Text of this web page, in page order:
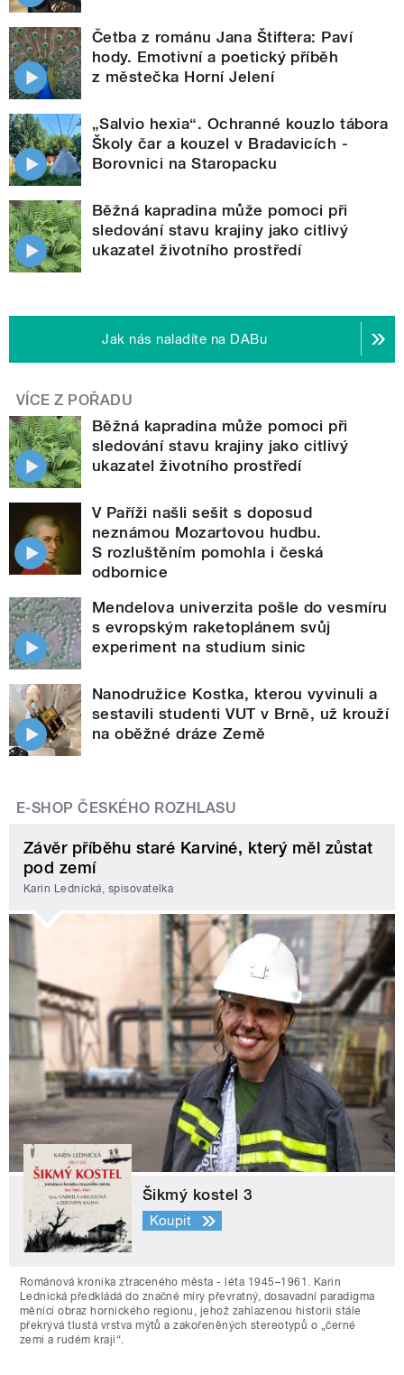
Četba z románu Jana Štiftera: Paví
hody. Emotivní a poetický příběh
z městečka Horní Jelení
„Salvio hexia“. Ochranné kouzlo tábora
Školy čar a kouzel v Bradavicích -
Borovnici na Staropacku
Běžná kapradina může pomoci při
sledování stavu krajiny jako citlivý
ukazatel životního prostředí
Jak nás naladíte na DABu
VÍCE Z POŘADU
Běžná kapradina může pomoci při
sledování stavu krajiny jako citlivý
ukazatel životního prostředí
V Paříži našli sešit s doposud
neznámou Mozartovou hudbu.
S rozluštěním pomohla i česká
odbornice
Mendelova univerzita pošle do vesmíru
s evropským raketoplánem svůj
experiment na studium sinic
Nanodružice Kostka, kterou vyvinuli a
sestavili studenti VUT v Brně, už krouží
na oběžné dráze Země
E-SHOP ČESKÉHO ROZHLASU
Závěr příběhu staré Karviné, který měl zůstat
pod zemí
Karin Lednická, spisovatelka
Šikmý kostel 3
Koupit
Románová kronika ztraceného města - léta 1945–1961. Karin
Lednická předkládá do značné míry převratný, dosavadní paradigma
měnící obraz hornického regionu, jehož zahlazenou historii stále
překrývá tlustá vrstva mýtů a zakořeněných stereotypů o „černé
zemi a rudém kraji“.